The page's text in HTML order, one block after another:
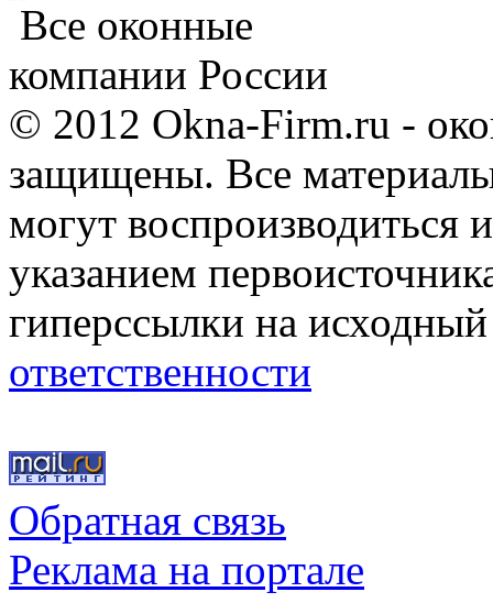
Все оконные
компании России
© 2012 Okna-Firm.ru -
защищены. Все
могут воспроизводиться
указанием
гиперссылки на
ответственности
Обратная связь
Реклама на портале